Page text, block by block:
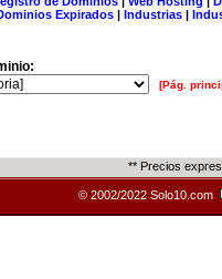
Expirados | Industrias |
[Pág.
** Precios
© 2002/2022 Solo10.com